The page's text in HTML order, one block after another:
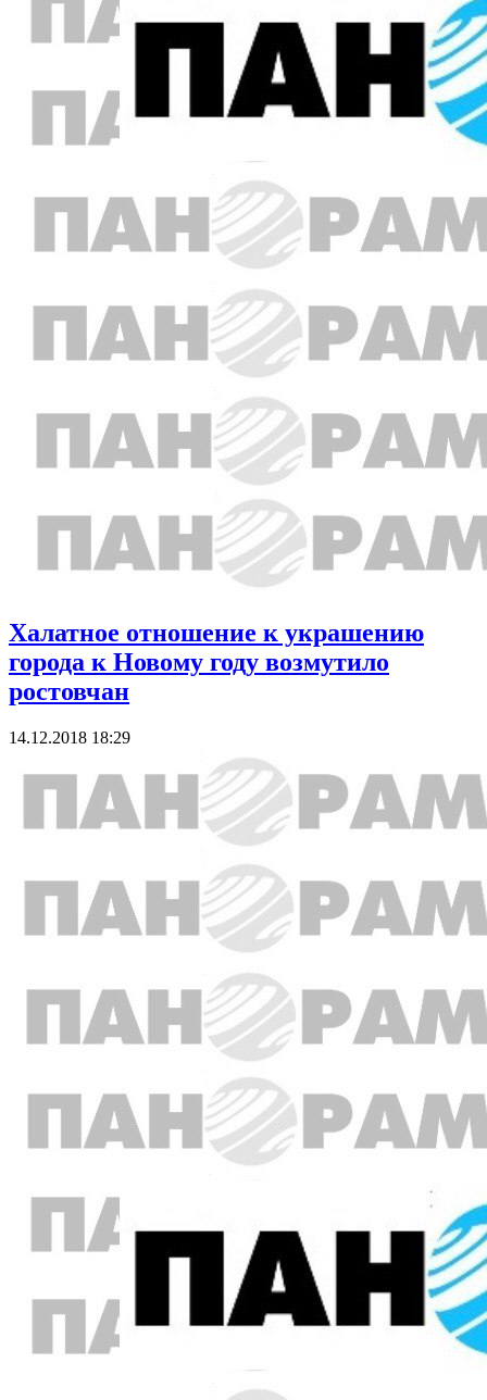
Халатное отношение к украшению
города к Новому году возмутило
ростовчан
14.12.2018 18:29